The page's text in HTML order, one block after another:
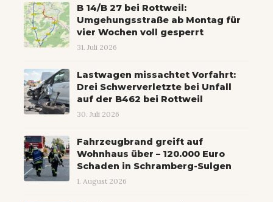
B 14/B 27 bei Rottweil:
Umgehungsstraße ab Montag für
vier Wochen voll gesperrt
31. Juli 2026
Lastwagen missachtet Vorfahrt:
Drei Schwerverletzte bei Unfall
auf der B462 bei Rottweil
30. Juli 2026
Fahrzeugbrand greift auf
Wohnhaus über – 120.000 Euro
Schaden in Schramberg-Sulgen
1. August 2026